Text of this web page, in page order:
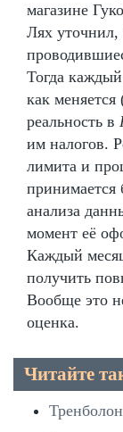
магазине
Лях уточнил,
Тогда
как
реальность в
им налогов.
лимита и
принимается
анализа
момент её
Каждый
получить
Вообще это
оценка.
Читайте